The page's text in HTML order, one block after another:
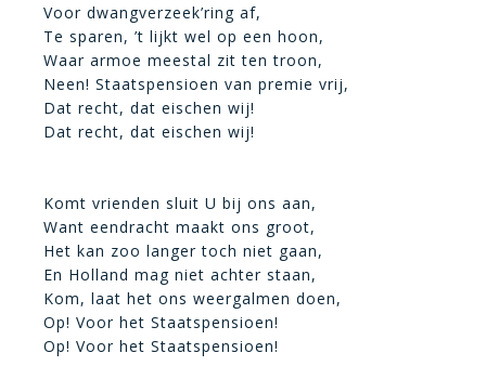
Voor dwangverzeek’ring af,
Te sparen, ’t lijkt wel op een hoon,
Waar armoe meestal zit ten troon,
Neen! Staatspensioen van premie vrij,
Dat recht, dat eischen wij!
Dat recht, dat eischen wij!
Komt vrienden sluit U bij ons aan,
Want eendracht maakt ons groot,
Het kan zoo langer toch niet gaan,
En Holland mag niet achter staan,
Kom, laat het ons weergalmen doen,
Op! Voor het Staatspensioen!
Op! Voor het Staatspensioen!